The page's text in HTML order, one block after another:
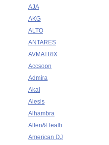
AJA
AKG
ALTO
ANTARES
AVMATRIX
Accsoon
Admira
Akai
Alesis
Alhambra
Allen&Heath
American DJ